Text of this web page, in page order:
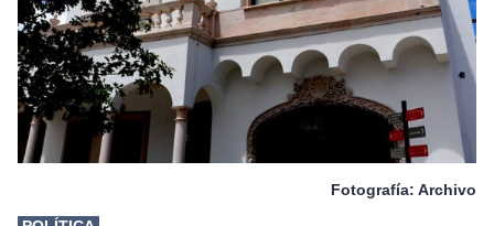
Fotografía: Archivo